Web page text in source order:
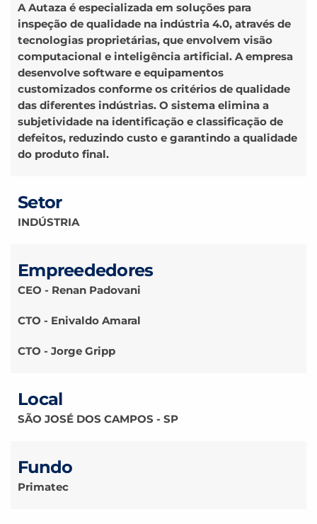
A Autaza é especializada em soluções para
inspeção de qualidade na indústria 4.0, através de
tecnologias proprietárias, que envolvem visão
computacional e inteligência artificial. A empresa
desenvolve software e equipamentos
customizados conforme os critérios de qualidade
das diferentes indústrias. O sistema elimina a
subjetividade na identificação e classificação de
defeitos, reduzindo custo e garantindo a qualidade
do produto final.
Setor
INDÚSTRIA
Empreededores
CEO - Renan Padovani
CTO - Enivaldo Amaral
CTO - Jorge Gripp
Local
SÃO JOSÉ DOS CAMPOS - SP
Fundo
Primatec